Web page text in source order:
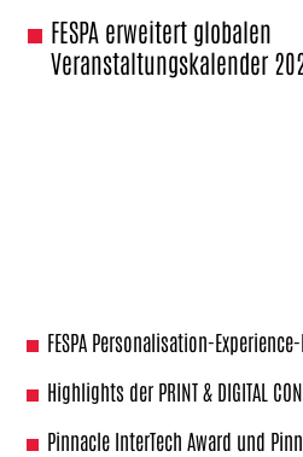
FESPA erweitert globalen
Veranstaltungskalender
FESPA Personalisation-
Highlights der PRINT & DIGITAL
Pinnacle InterTech Award und